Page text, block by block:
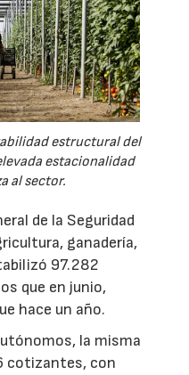
estructural del
estacionalidad
al sector.
de la Seguridad
ganadería,
97.282
que en junio,
hace un año.
la misma
cotizantes, con